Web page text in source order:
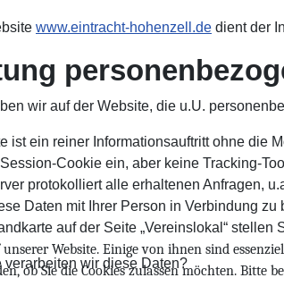
www.eintracht-hohenzell.de dient der
wir auf der Website, die u.U.
ist ein reiner Informationsauftritt ohne die
Cookie ein, aber keine Tracking-
protokolliert alle erhaltenen Anfragen,
Daten mit Ihrer Person in Verbindung zu
auf der Seite „Vereinslokal“ stellen
verarbeiten wir diese Daten?
Website. Einige von ihnen sind
ob Sie die Cookies zulassen möchten.